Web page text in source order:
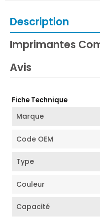
Description
Imprimantes
Avis
Fiche Technique
Marque
Code OEM
Type
Couleur
Capacité